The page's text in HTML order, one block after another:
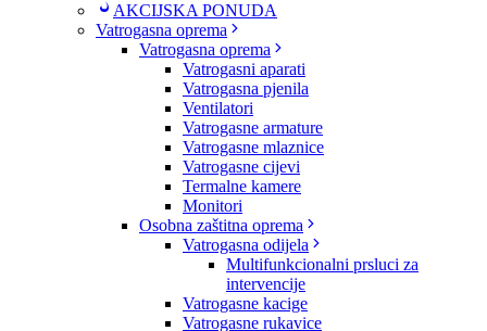
AKCIJSKA PONUDA
Vatrogasna oprema
Vatrogasna oprema
Vatrogasni aparati
Vatrogasna pjenila
Ventilatori
Vatrogasne armature
Vatrogasne mlaznice
Vatrogasne cijevi
Termalne kamere
Monitori
Osobna zaštitna oprema
Vatrogasna odijela
Multifunkcionalni prsluci za
intervencije
Vatrogasne kacige
Vatrogasne rukavice